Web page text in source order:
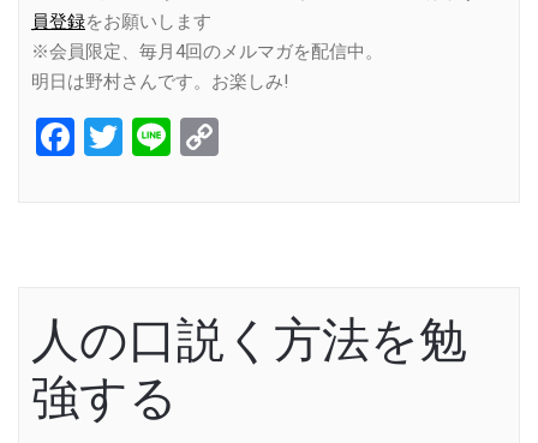
員登録をお願いします
※会員限定、毎月4回のメルマガを配信中。
明日は野村さんです。お楽しみ!
Facebook
Twitter
Line
人の口説く方法を勉
強する